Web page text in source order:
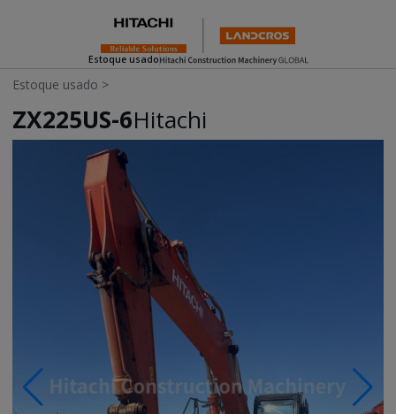
Estoque usado
Estoque usado >
ZX225US-6Hitachi
Photos & Videos